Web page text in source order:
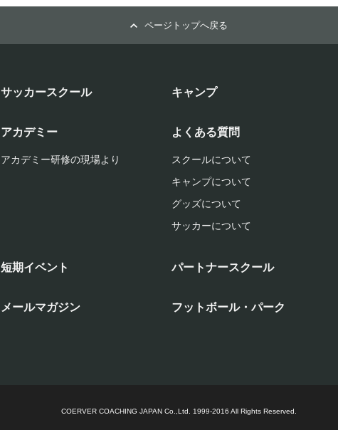
ページトップへ戻る
サッカースクール キャンプ
アカデミー
アカデミー研修の現場より
よくある質問
スクールについて
キャンプについて
グッズについて
サッカーについて
短期イベント パートナースクール
メールマガジン フットボール・パーク
COERVER COACHING JAPAN Co.,Ltd. 1999-2016 All Rights Reserved.